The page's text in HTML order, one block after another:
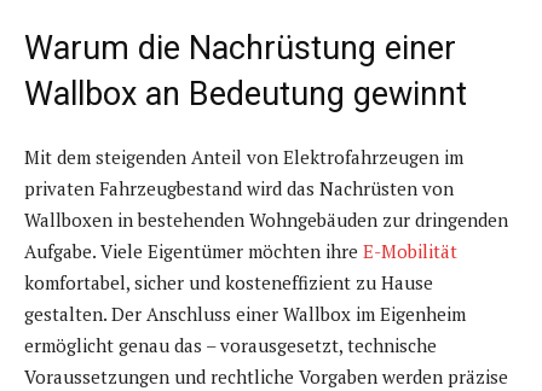
Warum die Nachrüstung einer
Wallbox an Bedeutung gewinnt
Mit dem steigenden Anteil von Elektrofahrzeugen im
privaten Fahrzeugbestand wird das Nachrüsten von
Wallboxen in bestehenden Wohngebäuden zur dringenden
Aufgabe. Viele Eigentümer möchten ihre E-Mobilität
komfortabel, sicher und kosteneffizient zu Hause
gestalten. Der Anschluss einer Wallbox im Eigenheim
ermöglicht genau das – vorausgesetzt, technische
Voraussetzungen und rechtliche Vorgaben werden präzise